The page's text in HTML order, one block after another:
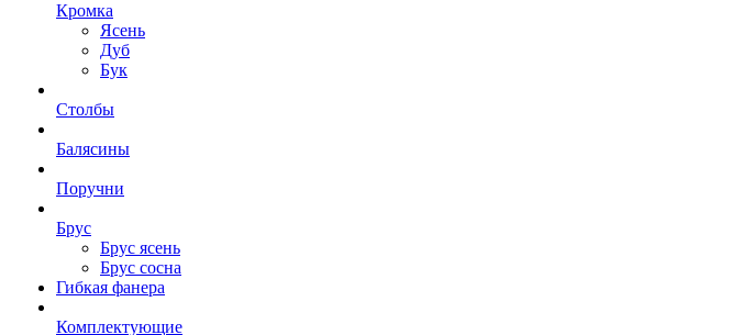
Кромка
Ясень
Дуб
Бук
Столбы
Балясины
Поручни
Брус
Брус ясень
Брус сосна
Гибкая фанера
Комплектующие